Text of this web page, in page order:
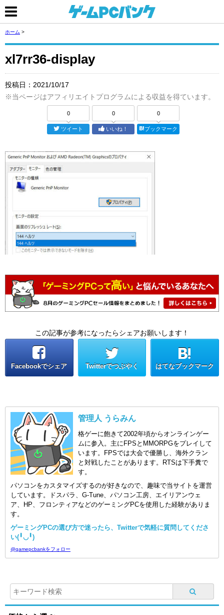
ホーム >
xl7rr36-display
投稿日： 2021/10/17
※当ページはアフィリエイトプログラムによる収益を得ています。
0
ツイート
0
いいね！
0
ブックマーク
この記事が参考になったらシェアお願いします！
Facebookでシェア Twitterでつぶやく はてなブックマーク
管理人 うらみん
格ゲーに飽きて2002年頃からオンラインゲー
ムに参入。主にFPSとMMORPGをプレイして
います。FPSでは大会で優勝し、海外クラン
と対戦したことがあります。RTSは下手糞で
す。
パソコンをカスタマイズするのが好きなので、趣味で当サイトを運営
しています。ドスパラ、G-Tune、パソコン工房、エイリアンウェ
ア、HP、フロンティアなどのゲーミングPCを使用した経験がありま
す。
ゲーミングPCの選び方で迷ったら、Twitterで気軽に質問してくださ
い(╹◡╹)
@gamepcbankをフォロー